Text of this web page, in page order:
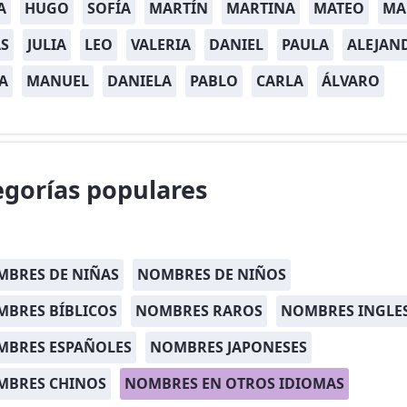
HUGO SOFÍA MARTÍN MARTINA MATEO
JULIA LEO VALERIA DANIEL PAULA
MANUEL DANIELA PABLO CARLA ÁLVARO
populares
DE NIÑAS
NOMBRES DE NIÑOS
BÍBLICOS
NOMBRES RAROS
NOMBRES
ESPAÑOLES
NOMBRES JAPONESES
CHINOS
NOMBRES EN OTROS IDIOMAS